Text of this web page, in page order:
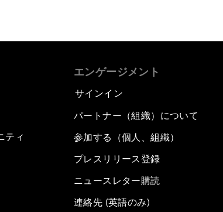
ティ
エンゲージメント
サインイン
パートナー（組織）について
参加する（個人、組織）
プレスリリース登録
ニュースレター購読
連絡先 (英語のみ)